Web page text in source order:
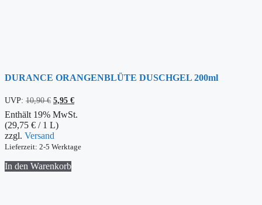
DURANCE ORANGENBLÜTE DUSCHGEL 200ml
UVP: 10,90€ Ursprünglicher
war:
10,90 €
5,95 €Aktueller
ist:
Enthält 19% MwSt.
(29,75 € / 1 L)
zzgl. Versand
Lieferzeit: 2-5 Werktage
In den Warenkorb